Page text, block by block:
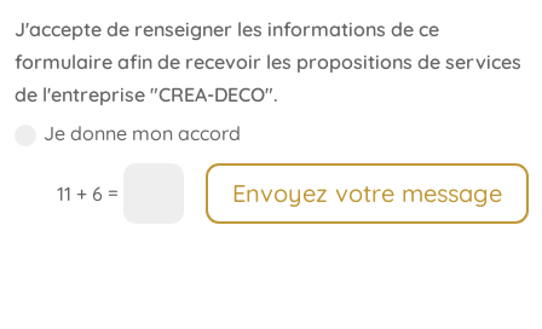
J'accepte de renseigner les informations de ce
formulaire afin de recevoir les propositions de services
de l'entreprise "CREA-DECO".
Je donne mon accord
11 + 6 = Envoyez votre message